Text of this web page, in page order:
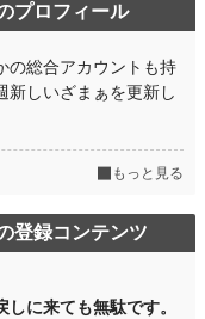
プロフィール
の総合アカウントも持
新しいざまぁを更新し
もっと見る
登録コンテンツ
に来ても無駄です。